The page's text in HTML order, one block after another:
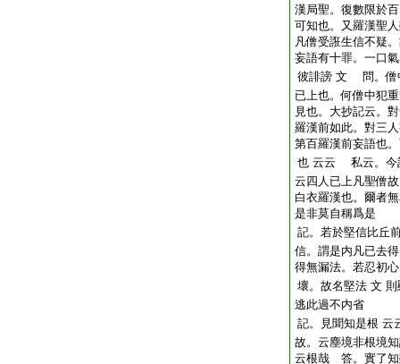
漢局聖。復數限於
可知也。又羅漢聖
凡僧受誑生信不疑
妄語有十罪。一口
彼誹謗 文
問。僧
已上也。何僧中犯
見也。大抄記云。
羅漢前如此。對三
第百羅漢前妄語也
也 云云
私云。今
云四人已上凡聖僧
白衣羅漢也。爾者
是非莫自稱爲是
記。若於堅信比丘
信。謂是内凡已去
得無漏法。若忍初
壞。故名堅法 文
逃此過不内省
記。見聞知是根 云
故。云塵境非根境
云根哉 答。實了知